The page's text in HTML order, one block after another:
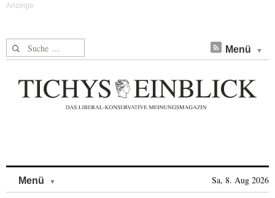
Suche nach: Menü
Menü Sa, 8. Aug 2026